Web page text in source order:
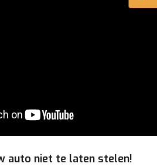
auto niet te laten stelen!